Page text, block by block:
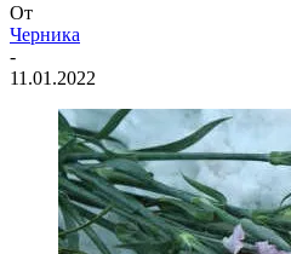
От
Черника
-
11.01.2022